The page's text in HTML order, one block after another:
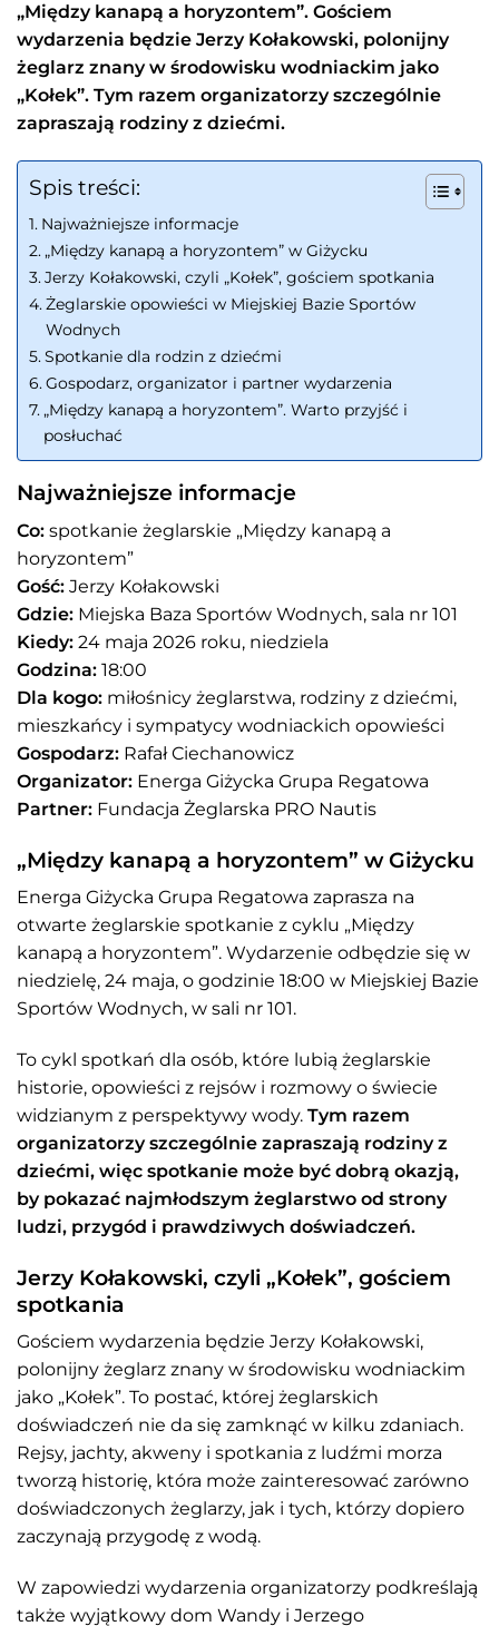
„Między kanapą a horyzontem”. Gościem
wydarzenia będzie Jerzy Kołakowski, polonijny
żeglarz znany w środowisku wodniackim jako
„Kołek”. Tym razem organizatorzy szczególnie
zapraszają rodziny z dziećmi.
Spis treści:
Najważniejsze informacje
„Między kanapą a horyzontem” w Giżycku
Jerzy Kołakowski, czyli „Kołek”, gościem spotkania
Żeglarskie opowieści w Miejskiej Bazie Sportów
Wodnych
Spotkanie dla rodzin z dziećmi
Gospodarz, organizator i partner wydarzenia
„Między kanapą a horyzontem”. Warto przyjść i
posłuchać
Najważniejsze informacje
Co: spotkanie żeglarskie „Między kanapą a
horyzontem”
Gość: Jerzy Kołakowski
Gdzie: Miejska Baza Sportów Wodnych, sala nr 101
Kiedy: 24 maja 2026 roku, niedziela
Godzina: 18:00
Dla kogo: miłośnicy żeglarstwa, rodziny z dziećmi,
mieszkańcy i sympatycy wodniackich opowieści
Gospodarz: Rafał Ciechanowicz
Organizator: Energa Giżycka Grupa Regatowa
Partner: Fundacja Żeglarska PRO Nautis
„Między kanapą a horyzontem” w Giżycku
Energa Giżycka Grupa Regatowa zaprasza na
otwarte żeglarskie spotkanie z cyklu „Między
kanapą a horyzontem”. Wydarzenie odbędzie się w
niedzielę, 24 maja, o godzinie 18:00 w Miejskiej Bazie
Sportów Wodnych, w sali nr 101.
To cykl spotkań dla osób, które lubią żeglarskie
historie, opowieści z rejsów i rozmowy o świecie
widzianym z perspektywy wody. Tym razem
organizatorzy szczególnie zapraszają rodziny z
dziećmi, więc spotkanie może być dobrą okazją,
by pokazać najmłodszym żeglarstwo od strony
ludzi, przygód i prawdziwych doświadczeń.
Jerzy Kołakowski, czyli „Kołek”, gościem
spotkania
Gościem wydarzenia będzie Jerzy Kołakowski,
polonijny żeglarz znany w środowisku wodniackim
jako „Kołek”. To postać, której żeglarskich
doświadczeń nie da się zamknąć w kilku zdaniach.
Rejsy, jachty, akweny i spotkania z ludźmi morza
tworzą historię, która może zainteresować zarówno
doświadczonych żeglarzy, jak i tych, którzy dopiero
zaczynają przygodę z wodą.
W zapowiedzi wydarzenia organizatorzy podkreślają
także wyjątkowy dom Wandy i Jerzego